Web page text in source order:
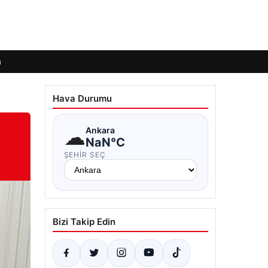
Hava Durumu
☁Ankara
NaN°C
ŞEHIR SEÇ
Bizi Takip Edin